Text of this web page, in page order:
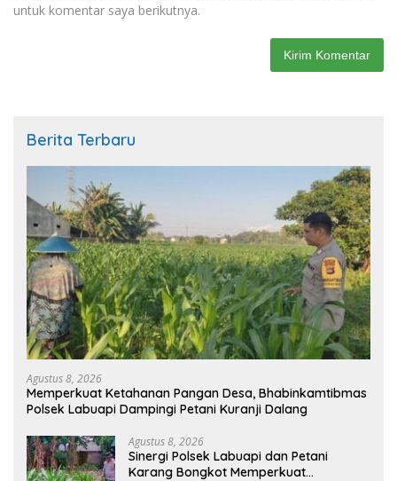
untuk komentar saya berikutnya.
Berita Terbaru
Agustus 8, 2026
Memperkuat Ketahanan Pangan Desa, Bhabinkamtibmas
Polsek Labuapi Dampingi Petani Kuranji Dalang
Agustus 8, 2026
Sinergi Polsek Labuapi dan Petani
Karang Bongkot Memperkuat